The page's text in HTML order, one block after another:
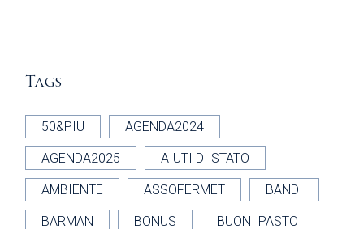
Tags
50&PIU AGENDA2024
AGENDA2025 AIUTI DI STATO
AMBIENTE ASSOFERMET BANDI
BARMAN BONUS BUONI PASTO